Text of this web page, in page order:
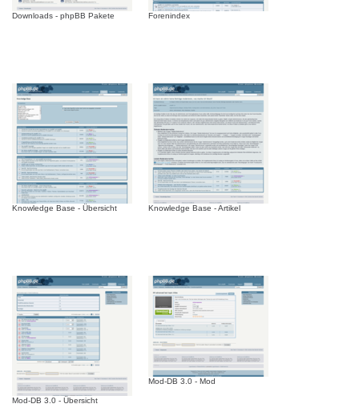
Downloads - phpBB Pakete Forenindex
Knowledge Base - Übersicht Knowledge Base - Artikel
Mod-DB 3.0 - Übersicht
Mod-DB 3.0 - Mod